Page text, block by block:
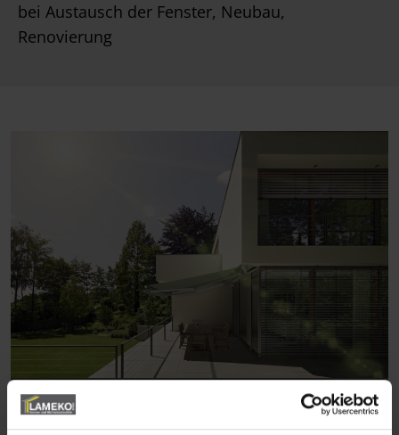
bei Austausch der Fenster, Neubau,
Renovierung
Außenjalousien regulieren das Licht